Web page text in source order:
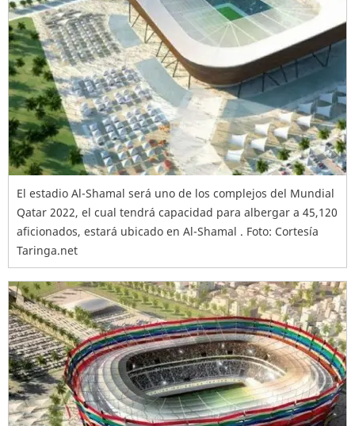
El estadio Al-Shamal será uno de los complejos del Mundial
Qatar 2022, el cual tendrá capacidad para albergar a 45,120
aficionados, estará ubicado en Al-Shamal . Foto: Cortesía
Taringa.net